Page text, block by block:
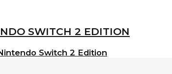
Switch 2 Edition